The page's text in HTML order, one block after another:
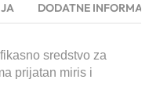
DODATNE
sredstvo za
prijatan miris i